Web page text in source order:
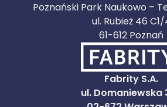
Poznański Park Naukowo –
ul. Rubież 46
61-612 Poznań
Fabrity S.A.
ul. Domaniewska